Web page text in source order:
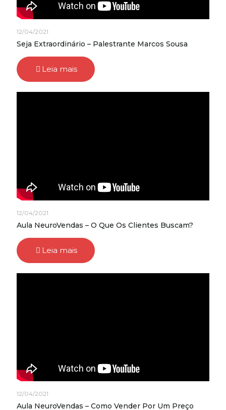
12/04/2021
Seja Extraordinário – Palestrante Marcos Sousa
Leia mais
12/04/2021
Aula NeuroVendas – O Que Os Clientes Buscam?
Leia mais
12/04/2021
Aula NeuroVendas – Como Vender Por Um Preço